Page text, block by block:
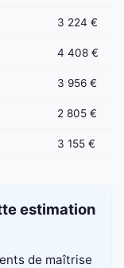
3 224 €
4 408 €
3 956 €
2 805 €
3 155 €
estimation
de maîtrise